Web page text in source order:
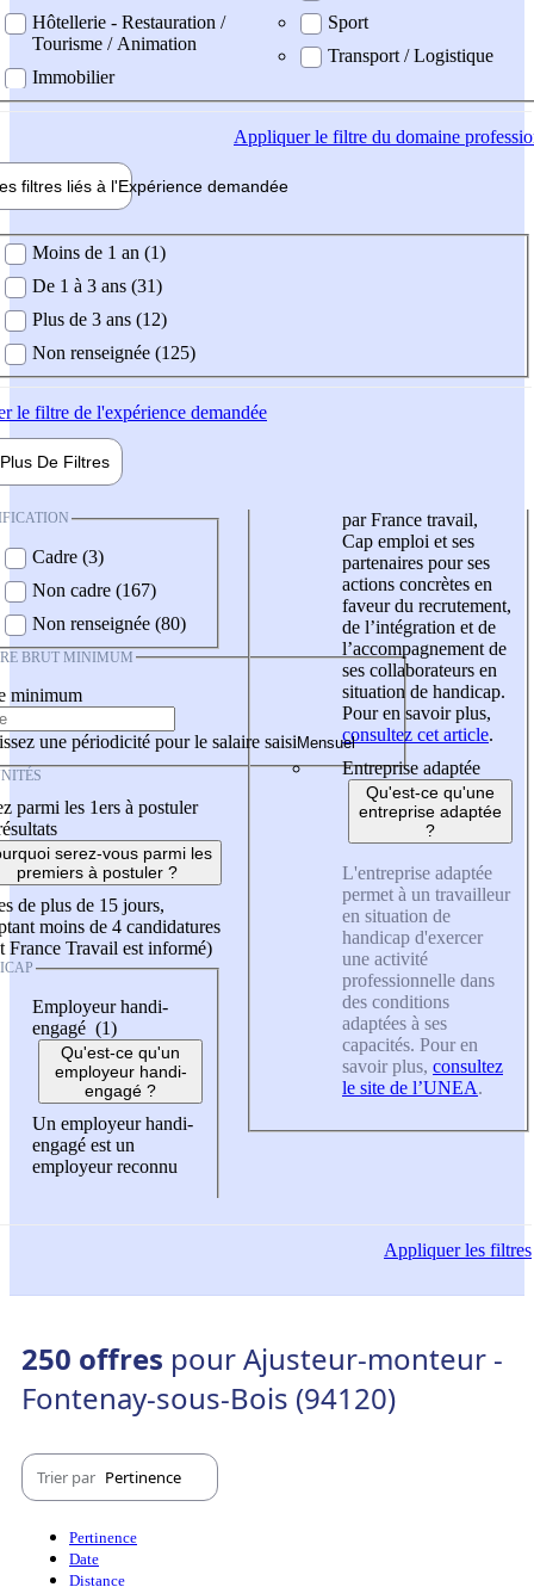
Hôtellerie - Restauration /
Tourisme / Animation
Immobilier
Sport
Transport / Logistique
Appliquerle filtre du domaine
filtres liés à l'Expérience demandée
demandée
Moins de 1 an (1)
De 1 à 3 ans (31)
Plus de 3 ans (12)
Non renseignée (125)
le filtre de l'expérience demandée
Plus De Filtres
Cadre (3)
Non cadre (167)
Non renseignée (80)
BRUT MINIMUM
minimum
une périodicité pour le salaire saisi
parmi les 1ers à postuler
serez-vous parmi les
premiers à postuler ?
de plus de 15 jours,
moins de 4 candidatures
France Travail est informé)
Employeur handi-
engagé (1)
Qu'est-ce qu'un
employeur handi-
engagé ?
Un employeur handi-
engagé est un
employeur reconnu
par France travail,
Cap emploi et ses
partenaires pour ses
actions concrètes en
faveur du recrutement,
de l’intégration et de
l’accompagnement de
ses collaborateurs en
situation de handicap.
Pour en savoir plus,
consultez cet article.
Entreprise adaptée
Qu'est-ce qu'une
entreprise adaptée
?
L'entreprise adaptée
permet à un travailleur
en situation de
handicap d'exercer
une activité
professionnelle dans
des conditions
adaptées à ses
capacités. Pour en
savoir plus, consultez
le site de l’UNEA.
Appliquerles filtres
250 offres pour Ajusteur-monteur -
Fontenay-sous-Bois (94120)
Trier par Pertinence
Pertinence
Date
Distance